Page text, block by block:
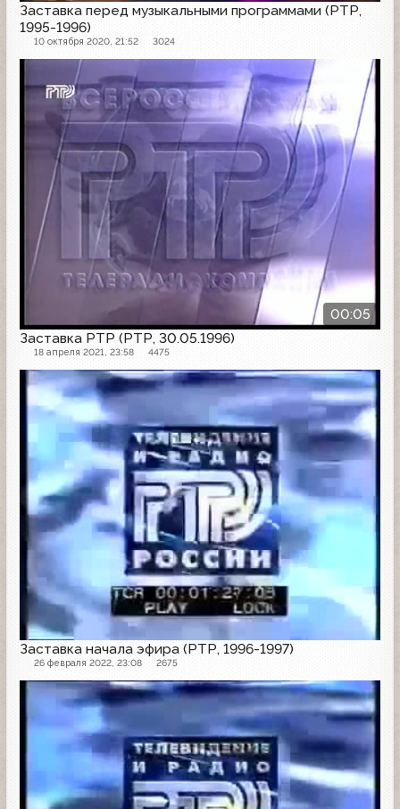
Заставка перед музыкальными программами (РТР,
1995-1996)
10 октября 2020, 21:52 3024
00:05
Заставка РТР (РТР, 30.05.1996)
18 апреля 2021, 23:58 4475
Заставка начала эфира (РТР, 1996-1997)
26 февраля 2022, 23:08 2675
Заставка
Заставка